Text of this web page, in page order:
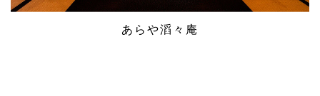
あらや滔々庵